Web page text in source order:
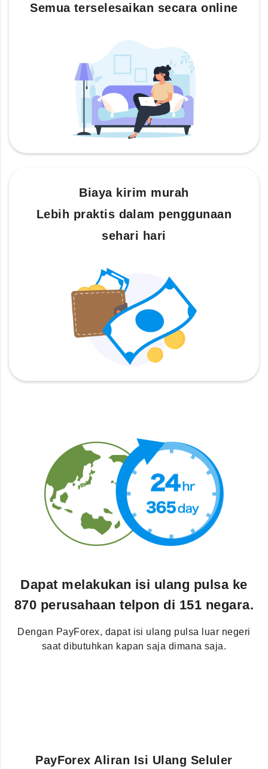
Semua terselesaikan secara online
Biaya kirim murah
Lebih praktis dalam penggunaan
sehari hari
Dapat melakukan isi ulang pulsa ke
870 perusahaan telpon di 151 negara.
Dengan PayForex, dapat isi ulang pulsa luar negeri
saat dibutuhkan kapan saja dimana saja.
PayForex Aliran Isi Ulang Seluler